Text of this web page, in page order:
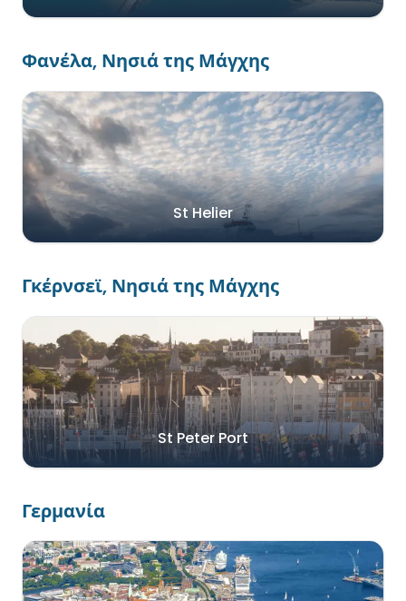
Φανέλα, Νησιά της Μάγχης
St Helier
Γκέρνσεϊ, Νησιά της Μάγχης
St Peter Port
Γερμανία